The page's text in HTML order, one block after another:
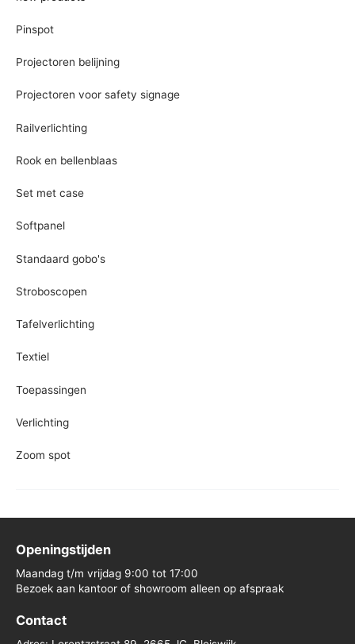
Pinspot
Projectoren belijning
Projectoren voor safety signage
Railverlichting
Rook en bellenblaas
Set met case
Softpanel
Standaard gobo's
Stroboscopen
Tafelverlichting
Textiel
Toepassingen
Verlichting
Zoom spot
Openingstijden
Maandag t/m vrijdag 9:00 tot 17:00
Bezoek aan kantoor of showroom alleen op afspraak
Contact